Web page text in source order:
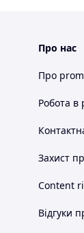
Про нас
Про
Робота в
Захист
Content
Відгуки